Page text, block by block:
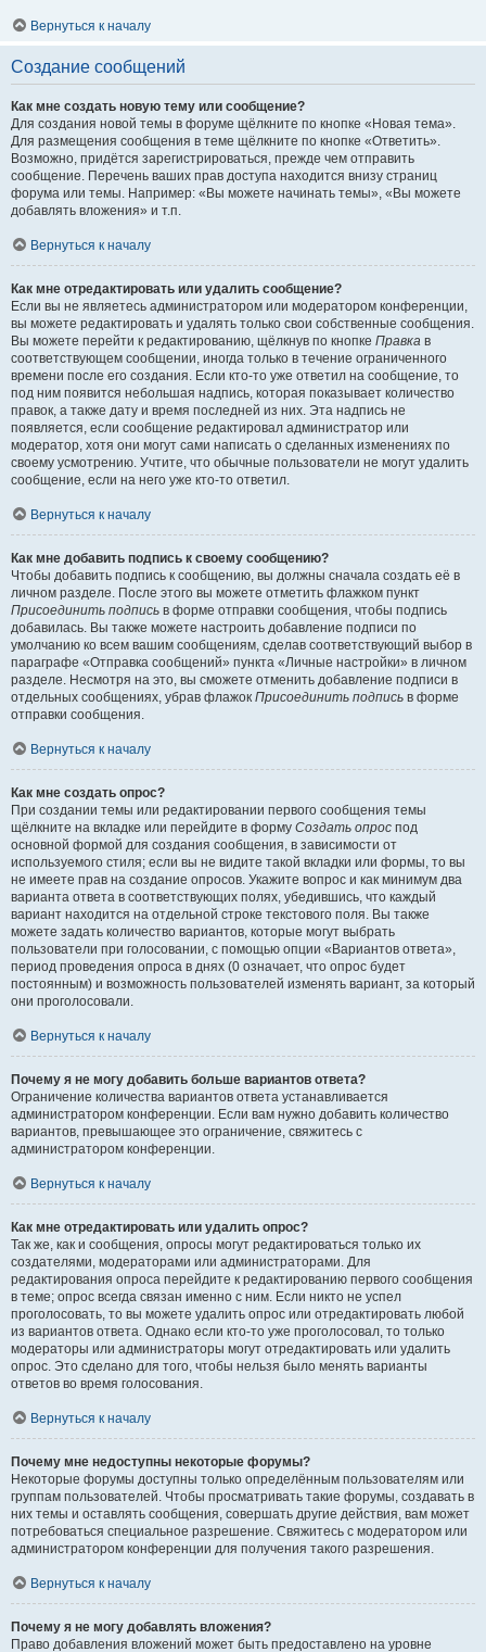
Вернуться к началу
Создание сообщений
Как мне создать новую тему или сообщение?
Для создания новой темы в форуме щёлкните по кнопке «Новая тема».
Для размещения сообщения в теме щёлкните по кнопке «Ответить».
Возможно, придётся зарегистрироваться, прежде чем отправить
сообщение. Перечень ваших прав доступа находится внизу страниц
форума или темы. Например: «Вы можете начинать темы», «Вы можете
добавлять вложения» и т.п.
Вернуться к началу
Как мне отредактировать или удалить сообщение?
Если вы не являетесь администратором или модератором конференции,
вы можете редактировать и удалять только свои собственные сообщения.
Вы можете перейти к редактированию, щёлкнув по кнопке Правка в
соответствующем сообщении, иногда только в течение ограниченного
времени после его создания. Если кто-то уже ответил на сообщение, то
под ним появится небольшая надпись, которая показывает количество
правок, а также дату и время последней из них. Эта надпись не
появляется, если сообщение редактировал администратор или
модератор, хотя они могут сами написать о сделанных изменениях по
своему усмотрению. Учтите, что обычные пользователи не могут удалить
сообщение, если на него уже кто-то ответил.
Вернуться к началу
Как мне добавить подпись к своему сообщению?
Чтобы добавить подпись к сообщению, вы должны сначала создать её в
личном разделе. После этого вы можете отметить флажком пункт
Присоединить подпись в форме отправки сообщения, чтобы подпись
добавилась. Вы также можете настроить добавление подписи по
умолчанию ко всем вашим сообщениям, сделав соответствующий выбор в
параграфе «Отправка сообщений» пункта «Личные настройки» в личном
разделе. Несмотря на это, вы сможете отменить добавление подписи в
отдельных сообщениях, убрав флажок Присоединить подпись в форме
отправки сообщения.
Вернуться к началу
Как мне создать опрос?
При создании темы или редактировании первого сообщения темы
щёлкните на вкладке или перейдите в форму Создать опрос под
основной формой для создания сообщения, в зависимости от
используемого стиля; если вы не видите такой вкладки или формы, то вы
не имеете прав на создание опросов. Укажите вопрос и как минимум два
варианта ответа в соответствующих полях, убедившись, что каждый
вариант находится на отдельной строке текстового поля. Вы также
можете задать количество вариантов, которые могут выбрать
пользователи при голосовании, с помощью опции «Вариантов ответа»,
период проведения опроса в днях (0 означает, что опрос будет
постоянным) и возможность пользователей изменять вариант, за который
они проголосовали.
Вернуться к началу
Почему я не могу добавить больше вариантов ответа?
Ограничение количества вариантов ответа устанавливается
администратором конференции. Если вам нужно добавить количество
вариантов, превышающее это ограничение, свяжитесь с
администратором конференции.
Вернуться к началу
Как мне отредактировать или удалить опрос?
Так же, как и сообщения, опросы могут редактироваться только их
создателями, модераторами или администраторами. Для
редактирования опроса перейдите к редактированию первого сообщения
в теме; опрос всегда связан именно с ним. Если никто не успел
проголосовать, то вы можете удалить опрос или отредактировать любой
из вариантов ответа. Однако если кто-то уже проголосовал, то только
модераторы или администраторы могут отредактировать или удалить
опрос. Это сделано для того, чтобы нельзя было менять варианты
ответов во время голосования.
Вернуться к началу
Почему мне недоступны некоторые форумы?
Некоторые форумы доступны только определённым пользователям или
группам пользователей. Чтобы просматривать такие форумы, создавать в
них темы и оставлять сообщения, совершать другие действия, вам может
потребоваться специальное разрешение. Свяжитесь с модератором или
администратором конференции для получения такого разрешения.
Вернуться к началу
Почему я не могу добавлять вложения?
Право добавления вложений может быть предоставлено на уровне